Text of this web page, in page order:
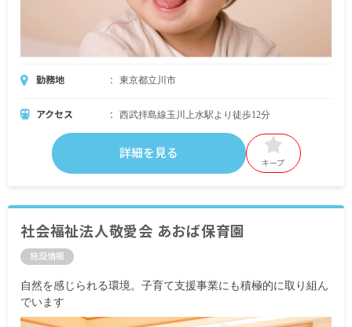
勤務地 東京都立川市
アクセス 西武拝島線玉川上水駅より徒歩12分
詳細を見る
キープ
社会福祉法人敬愛会 あおば保育園
施設情報
自然を感じられる環境。子育て支援事業にも積極的に取り組ん
でいます